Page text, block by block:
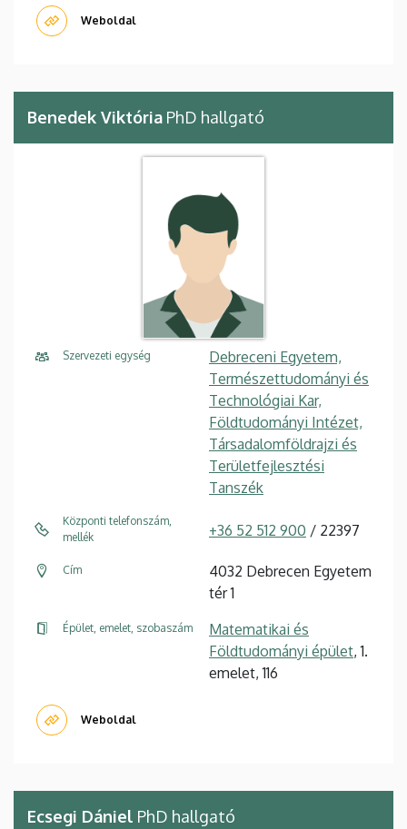
Weboldal
Benedek Viktória PhD hallgató
Szervezeti egység
Debreceni Egyetem,
Természettudományi és
Technológiai Kar,
Földtudományi Intézet,
Társadalomföldrajzi és
Területfejlesztési
Tanszék
Központi telefonszám,
mellék
+36 52 512 900 / 22397
Cím
4032 Debrecen Egyetem
tér 1
Épület, emelet, szobaszám
Matematikai és
Földtudományi épület, 1.
emelet, 116
Weboldal
Ecsegi Dániel PhD hallgató